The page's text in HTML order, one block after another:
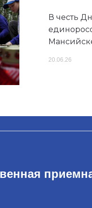
В честь
20.06.26